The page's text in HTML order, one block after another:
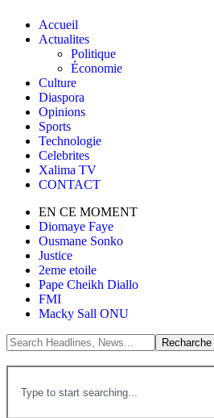
Accueil
Actualites
Politique
Économie
Culture
Diaspora
Opinions
Sports
Technologie
Celebrites
Xalima TV
CONTACT
EN CE MOMENT
Diomaye Faye
Ousmane Sonko
Justice
2eme etoile
Pape Cheikh Diallo
FMI
Macky Sall ONU